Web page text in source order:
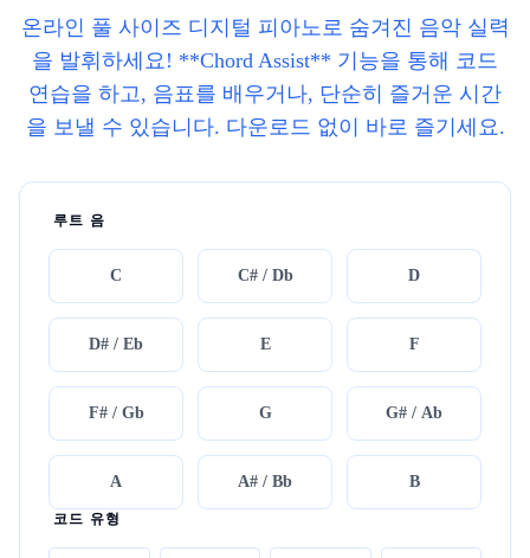
온라인 풀 사이즈 디지털 피아노로 숨겨진 음악 실력
을 발휘하세요! **Chord Assist** 기능을 통해 코드
연습을 하고, 음표를 배우거나, 단순히 즐거운 시간
을 보낼 수 있습니다. 다운로드 없이 바로 즐기세요.
루트 음
C C# / Db D
D# / Eb E F
F# / Gb G G# / Ab
A A# / Bb B
코드 유형